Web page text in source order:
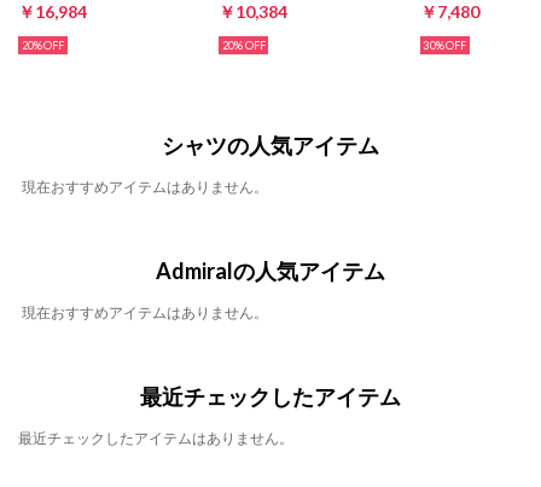
￥16,984
20%
￥10,384
20%
￥7,480
30%
シャツの人気アイテム
現在おすすめアイテムはありません。
Admiralの人気アイテム
現在おすすめアイテムはありません。
最近チェックしたアイテム
最近チェックしたアイテムはありません。